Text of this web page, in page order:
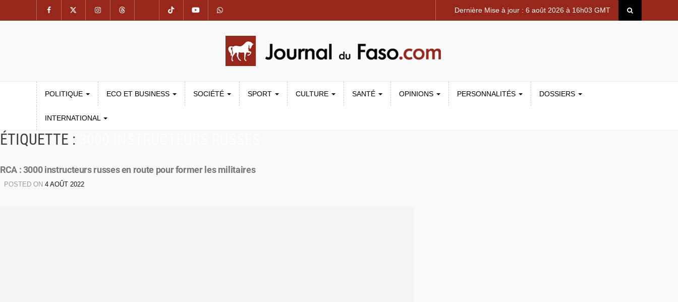
Dernière Mise à jour : 6 août 2026 à 16h03 GMT
POLITIQUE ECO ET BUSINESS SOCIÉTÉ SPORT CULTURE SANTÉ OPINIONS PERSONNALITÉS DOSSIERS
INTERNATIONAL
ÉTIQUETTE :
RCA : 3000 instructeurs russes en route pour former les militaires
POSTED ON 4 AOÛT 2022